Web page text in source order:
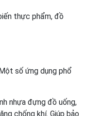
thực phẩm, đồ
số ứng dụng phổ
nhựa đựng đồ uống,
chống khí. Giúp bảo